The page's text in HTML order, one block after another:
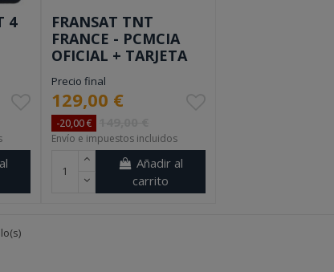
4
FRANSAT TNT
FRANCE - PCMCIA
OFICIAL + TARJETA
Precio final
129,00 €
-20,00 €
Envío e impuestos incluidos
Añadir al
carrito